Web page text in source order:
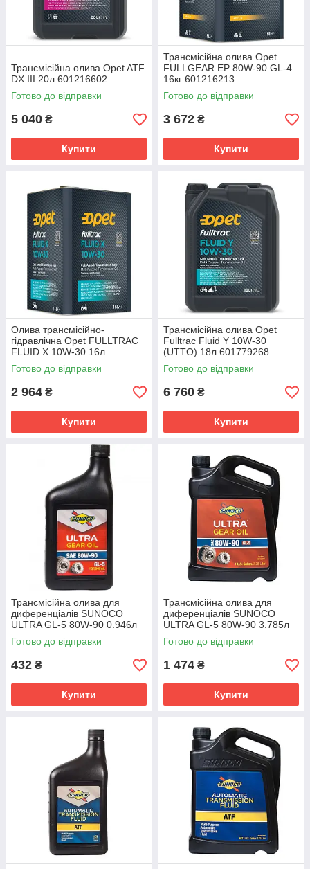
Трансмісійна олива Opet ATF
DX III 20л 601216602
Готово до відправки
5 040 ₴
Купити
Трансмісійна олива Opet
FULLGEAR EP 80W-90 GL-4
16кг 601216213
Готово до відправки
3 672 ₴
Купити
Олива трансмісійно-
гідравлічна Opet FULLTRAC
FLUID X 10W-30 16л
601215964
Готово до відправки
2 964 ₴
Купити
Трансмісійна олива Opet
Fulltrac Fluid Y 10W-30
(UTTO) 18л 601779268
Готово до відправки
6 760 ₴
Купити
Трансмісійна олива для
диференціалів SUNOCO
ULTRA GL-5 80W-90 0.946л
6013-001
Готово до відправки
432 ₴
Купити
Трансмісійна олива для
диференціалів SUNOCO
ULTRA GL-5 80W-90 3.785л
6013-003
Готово до відправки
1 474 ₴
Купити